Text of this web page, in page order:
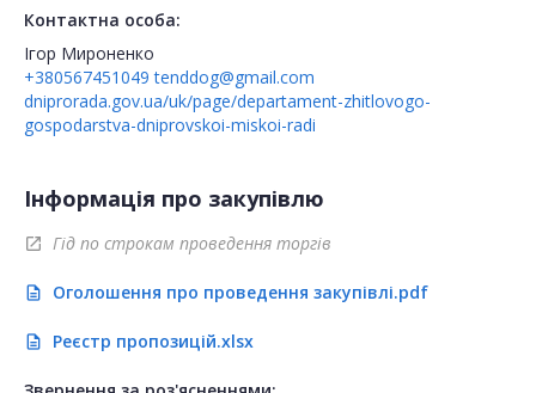
Контактна особа:
Ігор Мироненко
+380567451049 tenddog@gmail.com
dniprorada.gov.ua/uk/page/departament-zhitlovogo-
gospodarstva-dniprovskoi-miskoi-radi
Інформація про закупівлю
open_in_new Гід по строкам проведення торгів
description Оголошення про проведення закупівлі.pdf
description Реєстр пропозицій.xlsx